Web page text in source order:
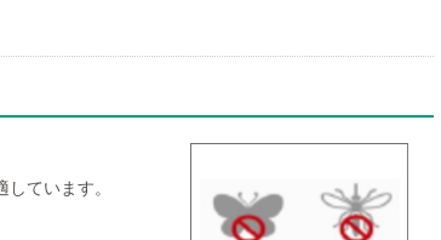
ています。